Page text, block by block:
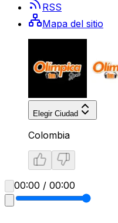
RSS
Mapa del sitio
Elegir Ciudad
Colombia
00:00 / 00:00